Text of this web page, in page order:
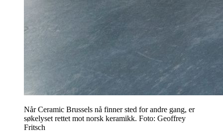
Når Ceramic Brussels nå finner sted for andre gang, er
søkelyset rettet mot norsk keramikk. Foto: Geoffrey
Fritsch